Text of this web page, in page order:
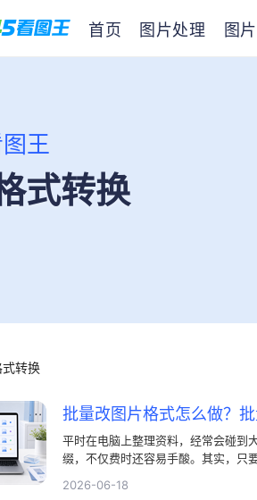
首页 图片处理 图
王
式转换
式转换
批量改图片格式怎么做？
平时在电脑上整理资料，经常会碰到
缀，不仅费时还容易手酸。其实，只
2026-06-18